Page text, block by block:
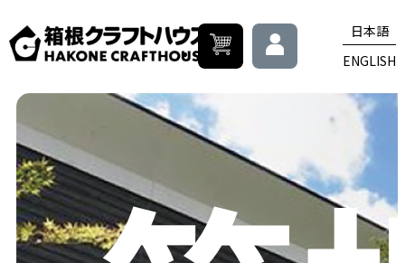
日本語
ENGLISH